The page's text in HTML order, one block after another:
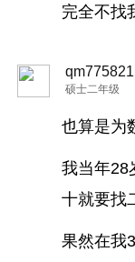
完全不找
qm775821
硕士二年级
也算是为
我当年28
十就要找
果然在我